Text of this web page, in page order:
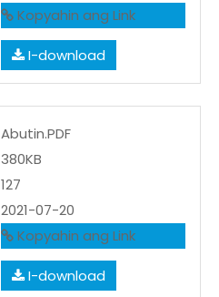
Kopyahin ang Link
I-download
Abutin.PDF
380KB
127
2021-07-20
Kopyahin ang Link
I-download